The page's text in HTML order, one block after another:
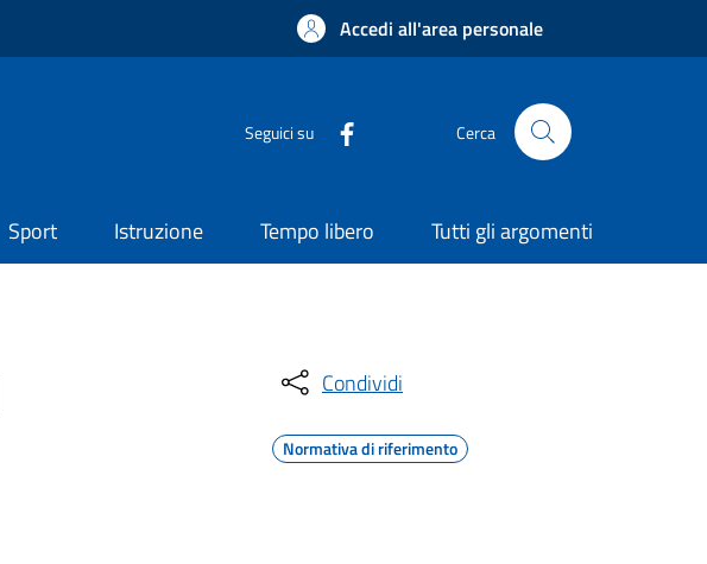
Accedi all'area personale
Seguici su Cerca
Sport Istruzione Tempo libero Tutti gli argomenti
Condividi
Normativa di riferimento